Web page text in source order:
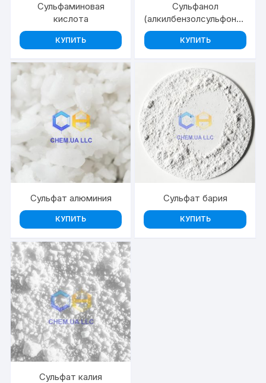
Сульфаминовая
кислота
КУПИТЬ
Сульфанол
(алкилбензолсульфонат
натрия)
КУПИТЬ
Сульфат алюминия
КУПИТЬ
Сульфат бария
КУПИТЬ
Сульфат калия